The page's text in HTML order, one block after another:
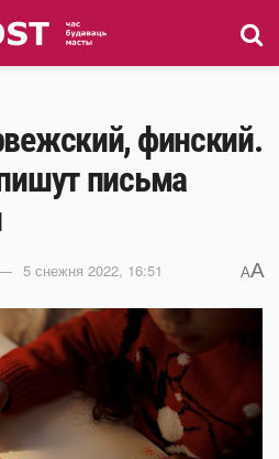
финский.
письма
5 снежня 2022, 16:51 AA